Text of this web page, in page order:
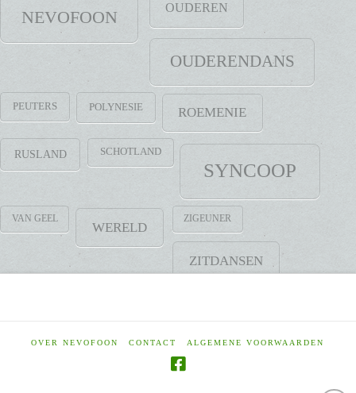
NEVOFOON OUDEREN
OUDERENDANS
PEUTERS POLYNESIE ROEMENIE
RUSLAND SCHOTLAND
SYNCOOP
VAN GEEL
WERELD
ZIGEUNER
ZITDANSEN
OVER NEVOFOON CONTACT ALGEMENE VOORWAARDEN